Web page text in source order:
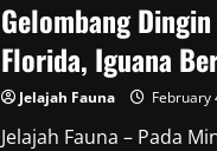
Gelombang
Florida, Iguana
Jelajah Fauna February
Jelajah Fauna – Pada